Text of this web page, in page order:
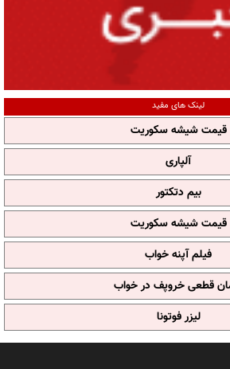
لینک های مفید
قیمت شیشه سکوریت
آلپاری
بیم دتکتور
قیمت شیشه سکوریت
فیلم آپنه خواب
قطعی خروپف در خواب
لیزر فوتونا